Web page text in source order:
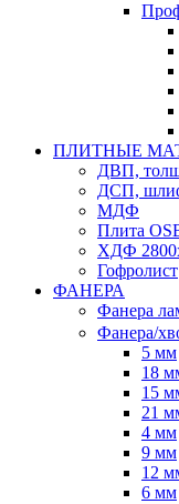
ПЛИТНЫЕ
ДВП,
ДСП,
МДФ
Плита
ХДФ
Гофролист
ФАНЕРА
Фанера
Фанера/
5 мм
18
15
21
4 мм
9 мм
12
6 мм